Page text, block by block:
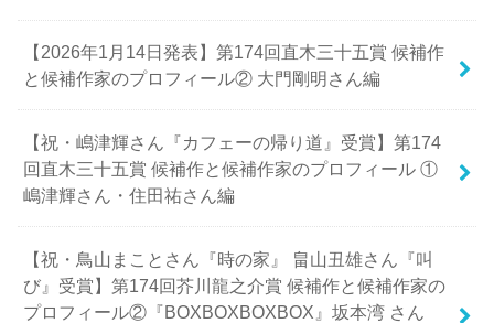
【2026年1月14日発表】第174回直木三十五賞 候補作
と候補作家のプロフィール② 大門剛明さん編
【祝・嶋津輝さん『カフェーの帰り道』受賞】第174
回直木三十五賞 候補作と候補作家のプロフィール ①
嶋津輝さん・住田祐さん編
【祝・鳥山まことさん『時の家』 畠山丑雄さん『叫
び』受賞】第174回芥川龍之介賞 候補作と候補作家の
プロフィール②『BOXBOXBOXBOX』坂本湾 さん